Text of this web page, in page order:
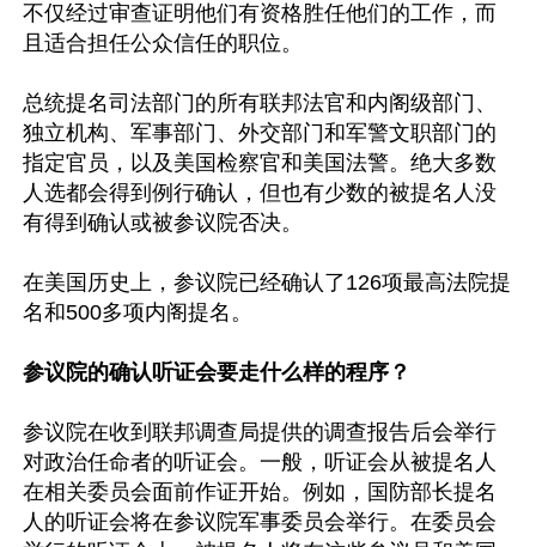
不仅经过审查证明他们有资格胜任他们的工作，而
且适合担任公众信任的职位。
总统提名司法部门的所有联邦法官和内阁级部门、
独立机构、军事部门、外交部门和军警文职部门的
指定官员，以及美国检察官和美国法警。绝大多数
人选都会得到例行确认，但也有少数的被提名人没
有得到确认或被参议院否决。
在美国历史上，参议院已经确认了126项最高法院提
名和500多项内阁提名。
参议院的确认听证会要走什么样的程序？
参议院在收到联邦调查局提供的调查报告后会举行
对政治任命者的听证会。一般，听证会从被提名人
在相关委员会面前作证开始。例如，国防部长提名
人的听证会将在参议院军事委员会举行。在委员会